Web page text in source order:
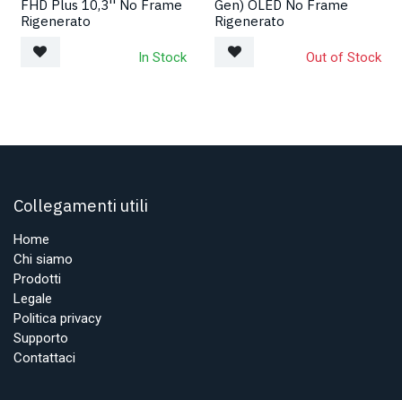
FHD Plus 10,3'' No Frame
Rigenerato
In Stock
Gen) OLED No Frame
Rigenerato
Out of Stock
Collegamenti utili
Home
Chi siamo
Prodotti
Legale
Politica privacy
Supporto
Contattaci